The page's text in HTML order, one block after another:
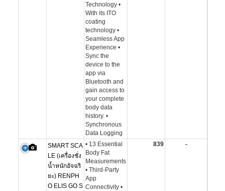
Technology •
With its ITO
coating
technology •
Seamless App
Experience •
Sync the
device to the
app via
Bluetooth and
gain access to
your complete
body data
history. •
Synchronous
Data Logging
SMART SCA
LE (เครื่องชั่ง
น้ำหนักอัจฉริ
ยะ) RENPH
O ELIS GO S
• 13 Essential
Body Fat
Measurements
• Third-Party
App
Connectivity •
839 -